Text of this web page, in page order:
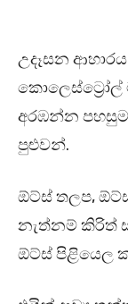
උදෑසන
කොලෙස්ට්‍රෝල්
අරඹන්න
පුළුවන්.
ඕට්ස් තලප,
නැත්නම් කිරිත්
ඕට්ස් පිළියෙල